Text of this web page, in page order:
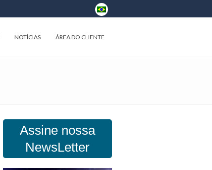
NOTÍCIAS ÁREA DO CLIENTE
Assine nossa
NewsLetter